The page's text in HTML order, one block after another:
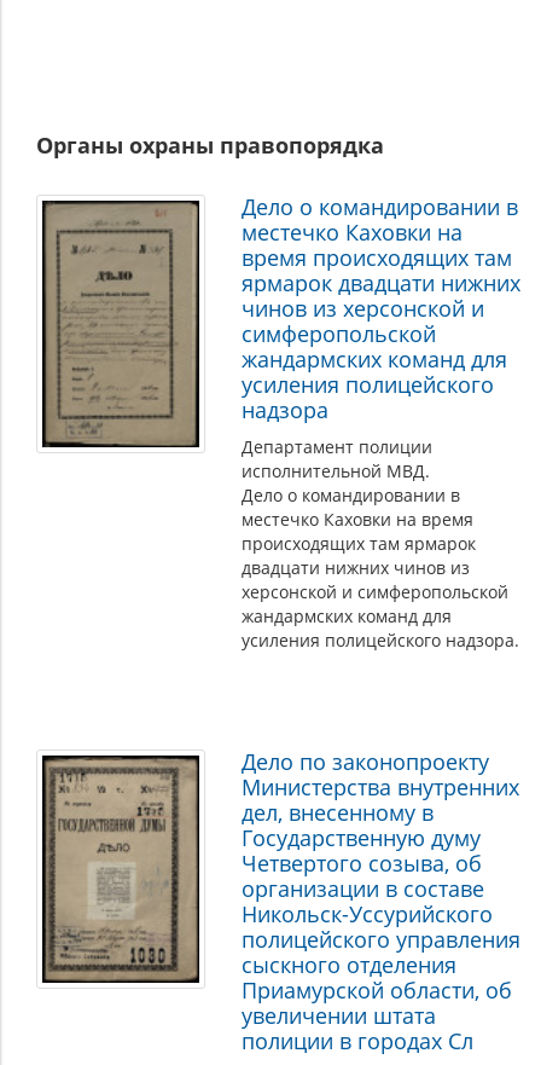
Органы охраны правопорядка
Дело о командировании в
местечко Каховки на
время происходящих там
ярмарок двадцати нижних
чинов из херсонской и
симферопольской
жандармских команд для
усиления полицейского
надзора
Департамент полиции
исполнительной МВД.
Дело о командировании в
местечко Каховки на время
происходящих там ярмарок
двадцати нижних чинов из
херсонской и симферопольской
жандармских команд для
усиления полицейского надзора.
Дело по законопроекту
Министерства внутренних
дел, внесенному в
Государственную думу
Четвертого созыва, об
организации в составе
Никольск-Уссурийского
полицейского управления
сыскного отделения
Приамурской области, об
увеличении штата
полиции в городах Сл